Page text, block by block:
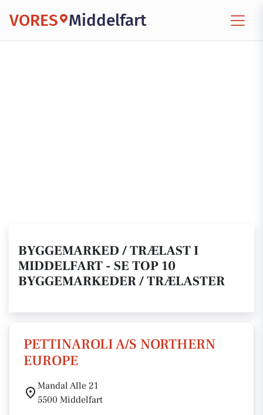
VORES Middelfart
BYGGEMARKED / TRÆLAST I
MIDDELFART - SE TOP 10
BYGGEMARKEDER / TRÆLASTER
PETTINAROLI A/S NORTHERN
EUROPE
Mandal Alle 21
5500 Middelfart